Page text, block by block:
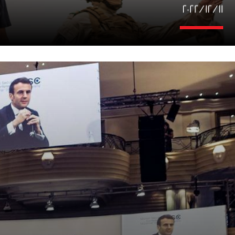
١١‏/١٢‏/٢٠٢٢